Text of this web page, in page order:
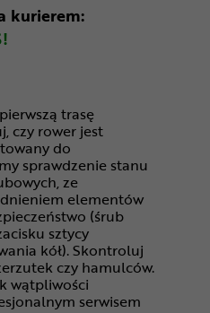
kurierem:
trasę
czy rower jest
do
sprawdzenie stanu
ze
elementów
(śrub
sztycy
kół). Skontroluj
czy hamulców.
wątpliwości
serwisem